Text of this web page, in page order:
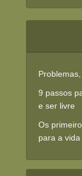
9 passos
e ser livre
Os
para a vida